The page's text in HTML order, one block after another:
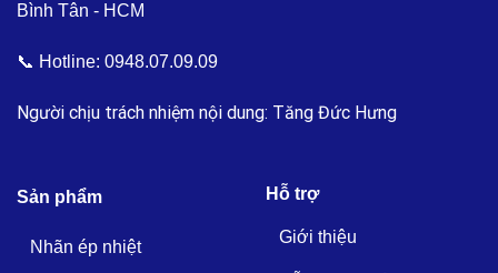
Bình Tân - HCM
📞 Hotline: 0948.07.09.09
Người chịu trách nhiệm nội dung: Tăng Đức Hưng
Sản phẩm
Nhãn ép nhiệt
Hỗ trợ
Giới thiệu